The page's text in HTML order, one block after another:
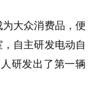
大众消费品，便
自主研发电动自
研发出了第一辆